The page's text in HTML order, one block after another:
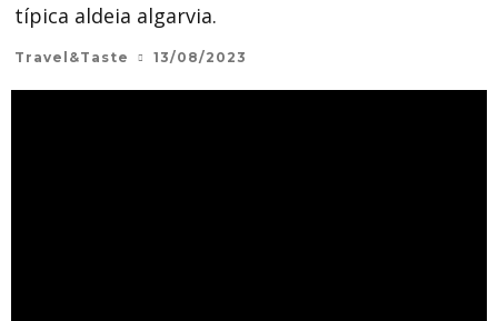
típica aldeia algarvia.
Travel&Taste 13/08/2023